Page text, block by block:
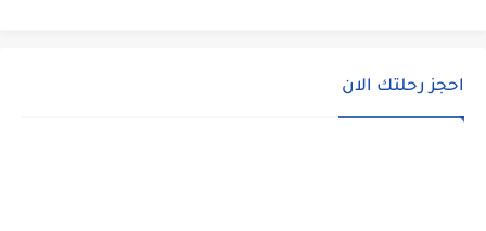
احجز رحلتك الان